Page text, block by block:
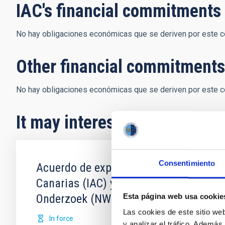
Consentimiento
Esta página web usa
Las cookies de este sitio
IAC's financial commitments
No hay obligaciones económicas que se deriven por este
Other financial commitments
No hay obligaciones económicas que se deriven por este
It may interest you
Acuerdo de explotación científica de
Canarias (IAC) y Science and
Onderzoek (NWO)
In force